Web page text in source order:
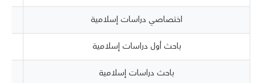
اختصاصي دراسات إسلامية
باحث أول دراسات إسلامية
باحث دراسات إسلامية